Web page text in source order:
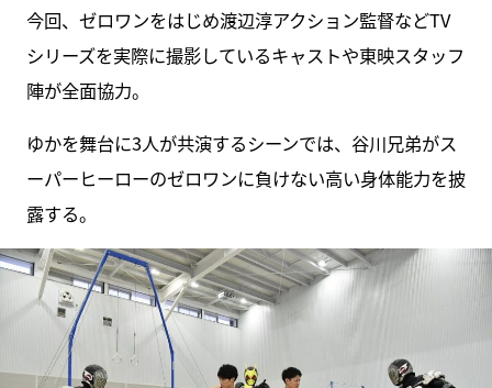
今回、ゼロワンをはじめ渡辺淳アクション監督などTV
シリーズを実際に撮影しているキャストや東映スタッフ
陣が全面協力。
ゆかを舞台に3人が共演するシーンでは、谷川兄弟がス
ーパーヒーローのゼロワンに負けない高い身体能力を披
露する。